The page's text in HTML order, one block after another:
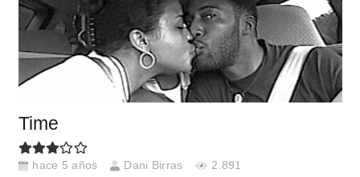
Time
hace 5 años Dani Birras 2.891